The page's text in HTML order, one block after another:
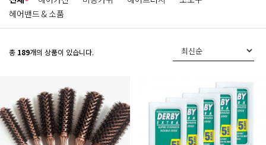
헤어밴드 & 소품
총 189개의 상품이 있습니다.